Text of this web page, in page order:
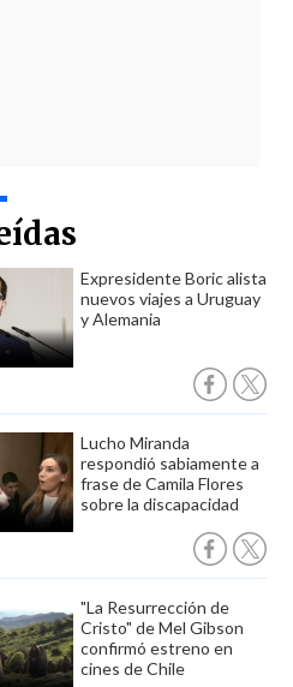
Expresidente Boric alista
nuevos viajes a Uruguay
y Alemania
Lucho Miranda
respondió sabiamente a
frase de Camila Flores
sobre la discapacidad
"La Resurrección de
Cristo" de Mel Gibson
confirmó estreno en
cines de Chile